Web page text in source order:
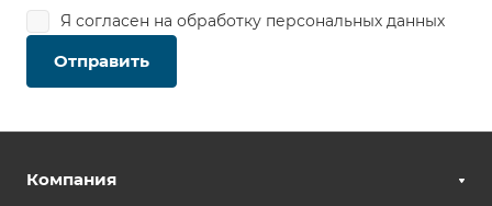
Я согласен на обработку персональных данных
Отправить
Компания